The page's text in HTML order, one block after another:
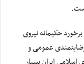
حکیمانه نیروی
عمومی و